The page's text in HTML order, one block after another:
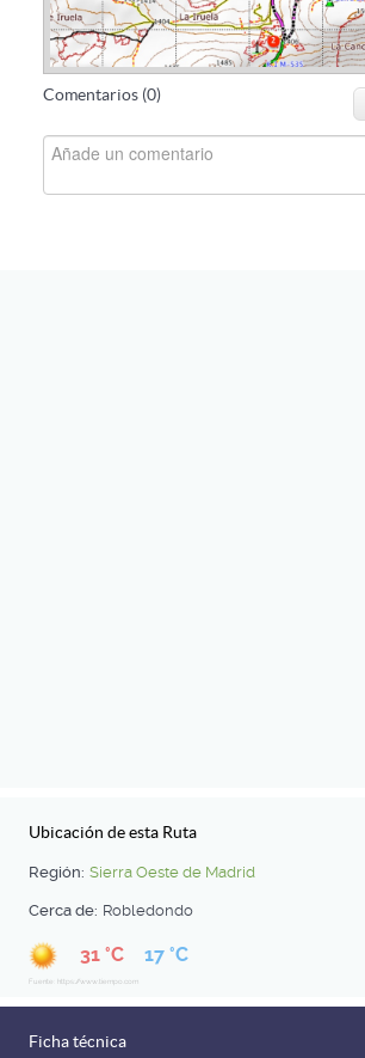
Comentarios (0)
Ubicación de esta Ruta
Región: Sierra Oeste de Madrid
Cerca de: Robledondo
31 °C 17 °C
Fuente: https://www.tiempo.com
Ficha técnica